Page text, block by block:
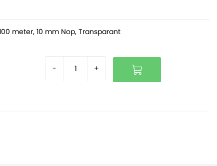
meter, 10 mm Nop, Transparant
- +